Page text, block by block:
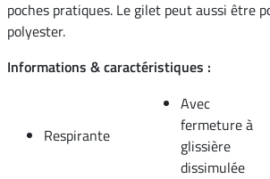
poches pratiques. Le gilet peut aussi être
polyester.
Informations & caractéristiques :
Respirante
Avec
fermeture à
glissière
dissimulée